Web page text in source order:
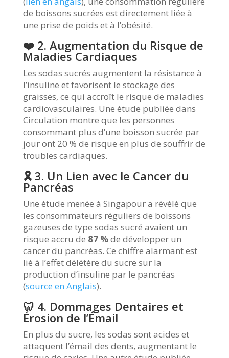
de boissons sucrées est directement liée à
une prise de poids et à l’obésité.
❤️ 2. Augmentation du Risque de
Maladies Cardiaques
Les sodas sucrés augmentent la résistance à
l’insuline et favorisent le stockage des
graisses, ce qui accroît le risque de maladies
cardiovasculaires. Une étude publiée dans
Circulation montre que les personnes
consommant plus d’une boisson sucrée par
jour ont 20 % de risque en plus de souffrir de
troubles cardiaques.
🎗️ 3. Un Lien avec le Cancer du
Pancréas
Une étude menée à Singapour a révélé que
les consommateurs réguliers de boissons
gazeuses de type sodas sucré avaient un
risque accru de 87 %de développer un
cancer du pancréas. Ce chiffre alarmant est
lié à l’effet délétère du sucre sur la
production d’insuline par le pancréas
(source en Anglais).
🦷 4. Dommages Dentaires et
Érosion de l’Émail
En plus du sucre, les sodas sont acides et
attaquent l’émail des dents, augmentant le